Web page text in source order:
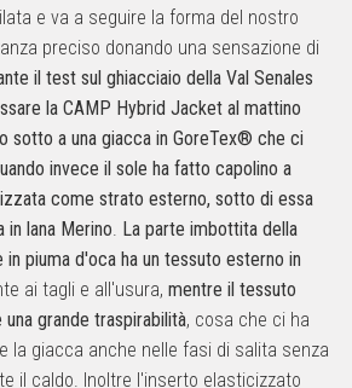
e va a seguire la forma del nostro
preciso donando una sensazione di
il test sul ghiacciaio della Val Senales
la CAMP Hybrid Jacket al mattino
sotto a una giacca in GoreTex® che ci
invece il sole ha fatto capolino a
come strato esterno, sotto di essa
in lana Merino. La parte imbottita della
piuma d'oca ha un tessuto esterno in
ai tagli e all'usura, mentre il tessuto
grande traspirabilità, cosa che ci ha
la giacca anche nelle fasi di salita senza
il caldo. Inoltre l'inserto elasticizzato